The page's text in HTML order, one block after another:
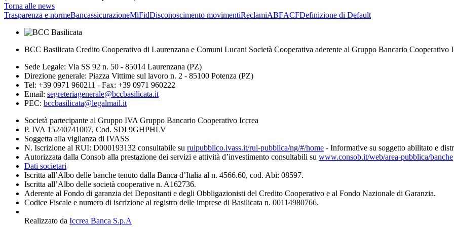
Torna alle news
Trasparenza e normeBancassicurazioneMiFidDisconoscimento movimentiReclamiABFACFDefinizione di Default
BCC Basilicata Credito Cooperativo di Laurenzana e Comuni Lucani Società Cooperativa aderente al Gruppo Bancario Cooperativo
Sede Legale: Via SS 92 n. 50 - 85014 Laurenzana (PZ)
Direzione generale: Piazza Vittime sul lavoro n. 2 - 85100 Potenza (PZ)
Tel: +39 0971 960211 - Fax: +39 0971 960222
Email: segreteriagenerale@bccbasilicata.it
PEC: bccbasilicata@legalmail.it
Società partecipante al Gruppo IVA Gruppo Bancario Cooperativo Iccrea
P. IVA 15240741007, Cod. SDI 9GHPHLV
Soggetta alla vigilanza di IVASS
N. Iscrizione al RUI: D000193132 consultabile su ruipubblico.ivass.it/rui-pubblica/ng/#/home - Informative su soggetto abilitato e
Autorizzata dalla Consob alla prestazione dei servizi e attività d’investimento consultabili su www.consob.it/web/area-pubblica/banche
Dati societari
Iscritta all’Albo delle banche tenuto dalla Banca d’Italia al n. 4566.60, cod. Abi: 08597.
Iscritta all’Albo delle società cooperative n. A162736.
Aderente al Fondo di garanzia dei Depositanti e degli Obbligazionisti del Credito Cooperativo e al Fondo Nazionale di Garanzia.
Codice Fiscale e numero di iscrizione al registro delle imprese di Basilicata n. 00114980766.
Realizzato da Iccrea Banca S.p.A